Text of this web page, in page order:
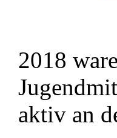
2018
aktiv an